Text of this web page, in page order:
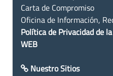
Carta de Compromiso
Oficina de Información,
Política de Privacidad de
WEB
Nuestro Sitios